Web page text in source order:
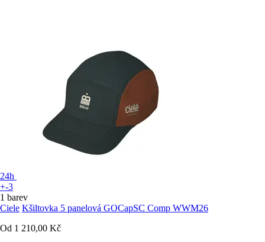
24h
+-3
1 barev
Ciele Kšiltovka 5 panelová GOCapSC Comp WWM26
Od 1 210,00 Kč